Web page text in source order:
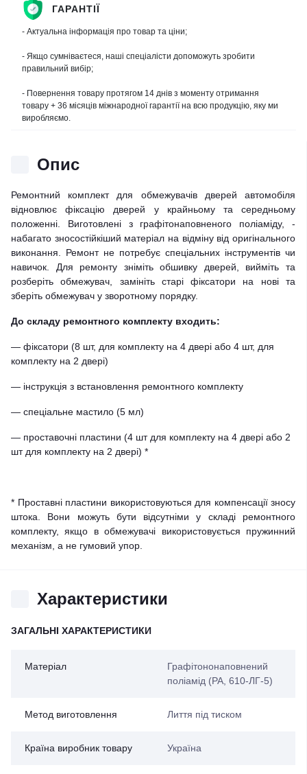
Опис
Ремонтний комплект для обмежувачів дверей автомобіля
відновлює фіксацію дверей у крайньому та середньому
положенні. Виготовлені з графітонаповненого поліаміду, -
набагато зносостійкіший матеріал на відміну від оригінального
виконання. Ремонт не потребує спеціальних інструментів чи
навичок. Для ремонту зніміть обшивку дверей, вийміть та
розберіть обмежувач, замініть старі фіксатори на нові та
зберіть обмежувач у зворотному порядку.
До складу ремонтного комплекту входить:
— фіксатори (8 шт, для комплекту на 4 двері або 4 шт, для
комплекту на 2 двері)
— інструкція з встановлення ремонтного комплекту
— спеціальне мастило (5 мл)
— проставочні пластини (4 шт для комплекту на 4 двері або 2
шт для комплекту на 2 двері) *
* Проставні пластини використовуються для компенсації зносу
штока. Вони можуть бути відсутніми у складі ремонтного
комплекту, якщо в обмежувачі використовується пружинний
механізм, а не гумовий упор.
Характеристики
ЗАГАЛЬНІ ХАРАКТЕРИСТИКИ
Матеріал
Графітононаповнений
поліамід (PA, 610-ЛГ-5)
Метод виготовлення Лиття під тиском
Країна виробник товару Україна
ГАРАНТІЇ
- Актуальна інформація про товар та ціни;
- Якщо сумніваєтеся, наші спеціалісти допоможуть зробити
правильний вибір;
- Повернення товару протягом 14 днів з моменту отримання
товару + 36 місяців міжнародної гарантії на всю продукцію, яку ми
виробляємо.